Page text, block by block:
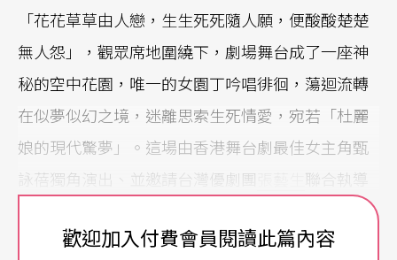
「花花草草由人戀，生生死死隨人願，便酸酸楚楚
無人怨」，觀眾席地圍繞下，劇場舞台成了一座神
秘的空中花園，唯一的女園丁吟唱徘徊，蕩迴流轉
在似夢似幻之境，迷離思索生死情愛，宛若「杜麗
娘的現代驚夢」。這場由香港舞台劇最佳女主角甄
詠蓓獨角演出、並邀請台灣優劇團
聯合執導
國
際劇場藝術節的第四棒演出。
歡迎加入付費會員閱讀此篇內容